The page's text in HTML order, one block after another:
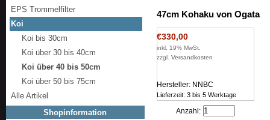
47cm Kohaku von Ogata
€330,00
inkl. 19% MwSt.
zzgl. Versandkosten
Hersteller: NNBC
Lieferzeit: 3 bis 5 Werktage
Anzahl:
EPS Trommelfilter
Koi
Koi bis 30cm
Koi über 30 bis 40cm
Koi über 40 bis 50cm
Koi über 50 bis 75cm
Alle Artikel
Shopinformation